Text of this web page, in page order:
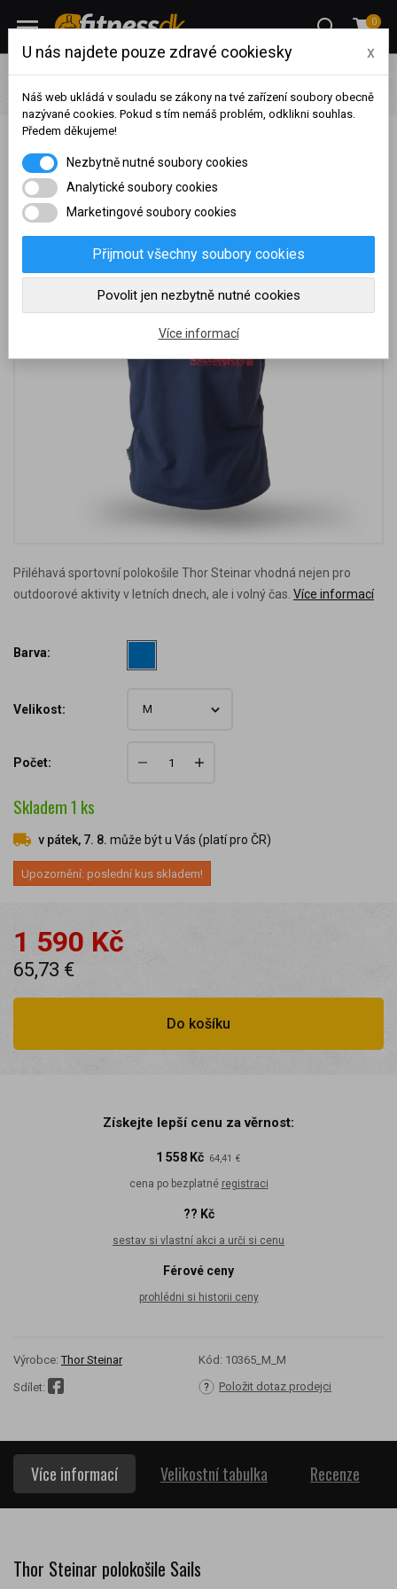
0
Oblečení Pánské fitness oblečení Trička
Thor Steinar
Polokošile Sails - modrá
Thor Steinar Polokošile Sails - modrá
Přiléhavá sportovní polokošile Thor Steinar vhodná nejen pro
outdoorové aktivity v letních dnech, ale i volný čas. Více informací
Barva:
Velikost:
Počet:
Skladem1 ks
v pátek, 7. 8. může být u Vás (platí pro ČR)
Upozornění: poslední kus skladem!
1 590 Kč
65,73 €
Do košíku
Získejte lepší cenu za věrnost:
1 558 Kč 64,41 €
cena po bezplatné registraci
?? Kč
sestav si vlastní akci a urči si cenu
Férové ceny
prohlédni si historii ceny
Výrobce: Thor Steinar Kód: 10365_M_M
Sdílet: Položit dotaz prodejci
Více informací Velikostní tabulka Recenze
Thor Steinar polokošile Sails
dosaženého obratu za
sledované období, byl váš
účet přeřazen do jiné
skupiny:
U nás najdete pouze zdravé cookiesky x
Náš web ukládá v souladu se zákony na tvé zařízení soubory obecně
nazývané cookies. Pokud s tím nemáš problém, odklikni souhlas.
Předem děkujeme!
Nezbytně nutné soubory cookies
Analytické soubory cookies
Marketingové soubory cookies
Přijmout všechny soubory cookies
Povolit jen nezbytně nutné cookies
Více informací